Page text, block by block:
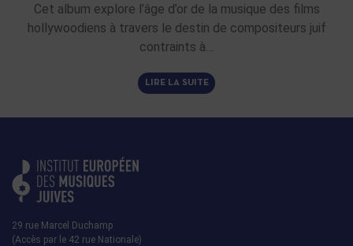
Cet album explore l’âge d’or de la musique des films
hollywoodiens à travers le destin de compositeurs juif
contraints à…
LIRE LA SUITE
29 rue Marcel Duchamp
(Accès par le 42 rue Nationale)